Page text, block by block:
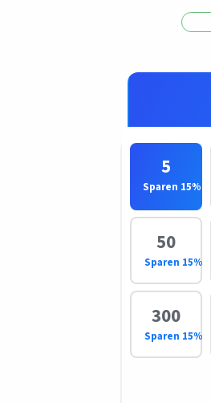
5
Sparen 15%
50
Sparen 15%
300
Sparen 15%